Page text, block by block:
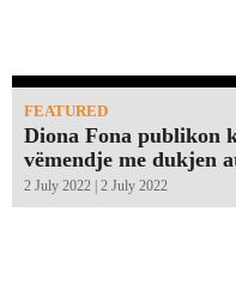
FEATURED
Diona Fona publikon
vëmendje me dukjen
2 July 2022 | 2 July 2022